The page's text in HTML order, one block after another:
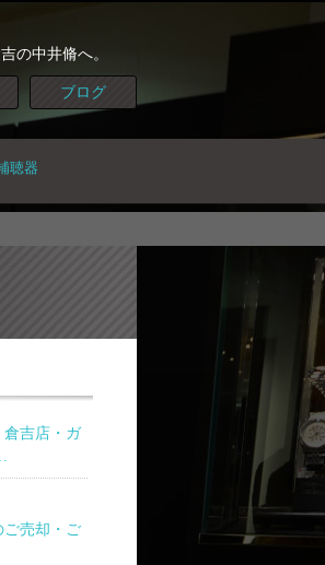
の中井脩へ。
ブログ
聴器
倉吉店・ガ
ご売却・ご